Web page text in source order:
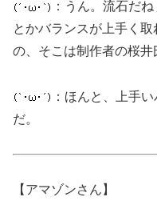
：うん。流石だ
とかバランスが上手く
の、そこは制作者の桜井
：ほんと、上手
だ。
【アマゾンさん】